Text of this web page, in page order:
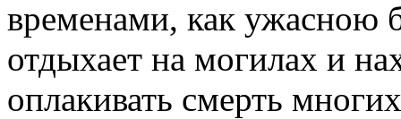
временами, как ужасною
отдыхает на могилах и
оплакивать смерть